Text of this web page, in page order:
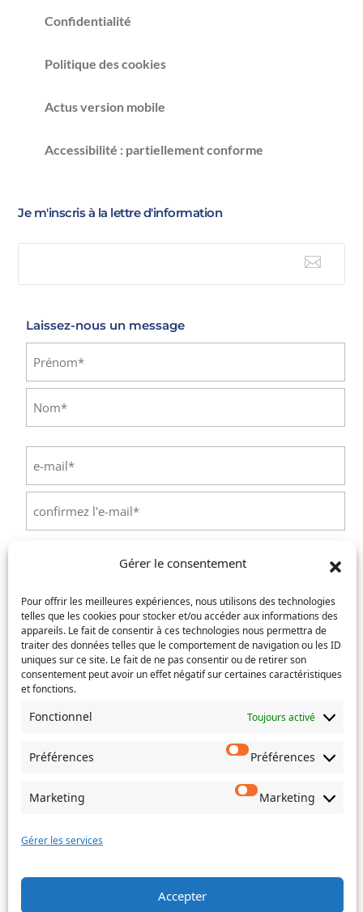
Gérer le consentement
Pour offrir les meilleures expériences, nous utilisons des technologies
telles que les cookies pour stocker et/ou accéder aux informations des
appareils. Le fait de consentir à ces technologies nous permettra de
traiter des données telles que le comportement de navigation ou les ID
uniques sur ce site. Le fait de ne pas consentir ou de retirer son
consentement peut avoir un effet négatif sur certaines caractéristiques
et fonctions.
Fonctionnel Toujours activé
Préférences Préférences
Marketing Marketing
Gérer les services
Accepter
Confidentialité
Politique des cookies
Actus version mobile
Accessibilité : partiellement conforme
Je m'inscris à la lettre d'information

Laissez-nous un message
Prénom
mail(Nécessaire)
Saisissez
un
e-
(Nécessaire)
Service concerné (Nécessaire)
Si votre demande concerne des actes de naissance et/ou
de mariage, choisissez l'Etat-Civil comme service
concerné.
Objet
Message(Nécessaire)